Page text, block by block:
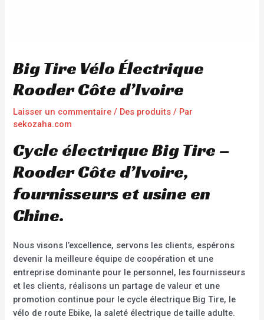
Big Tire Vélo Électrique
Rooder Côte d’Ivoire
Laisser un commentaire / Des produits / Par
sekozaha.com
Cycle électrique Big Tire –
Rooder Côte d’Ivoire,
fournisseurs et usine en
Chine.
Nous visons l’excellence, servons les clients, espérons
devenir la meilleure équipe de coopération et une
entreprise dominante pour le personnel, les fournisseurs
et les clients, réalisons un partage de valeur et une
promotion continue pour le cycle électrique Big Tire, le
vélo de route Ebike, la saleté électrique de taille adulte.